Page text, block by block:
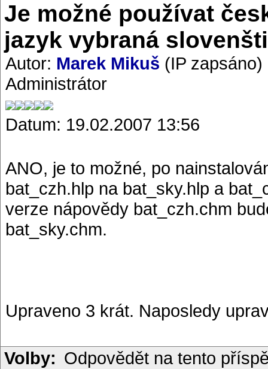
Je možné používat
jazyk vybraná
Autor: Marek Mikuš (IP zapsáno)
Administrátor
Datum: 19.02.2007 13:56
ANO, je to možné, po
bat_czh.hlp na bat_sky.hlp a
verze nápovědy bat_czh.chm
bat_sky.chm.
Upraveno 3 krát. Naposledy
Volby: Odpovědět na tento